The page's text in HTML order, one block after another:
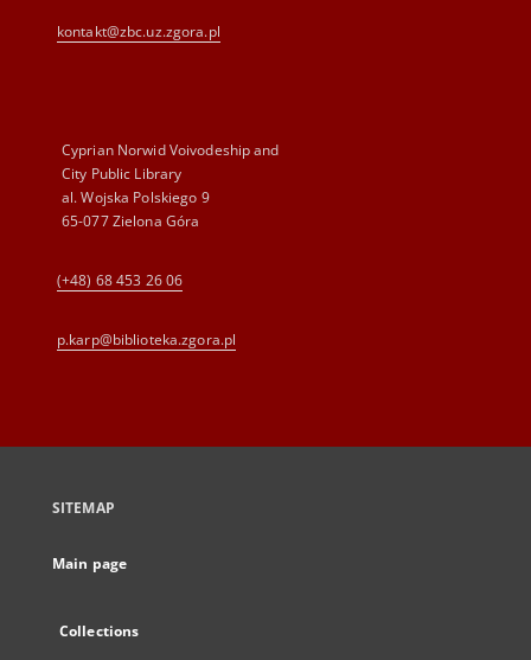
kontakt@zbc.uz.zgora.pl
Cyprian Norwid Voivodeship and
City Public Library
al. Wojska Polskiego 9
65-077 Zielona Góra
(+48) 68 453 26 06
p.karp@biblioteka.zgora.pl
SITEMAP
Main page
Collections